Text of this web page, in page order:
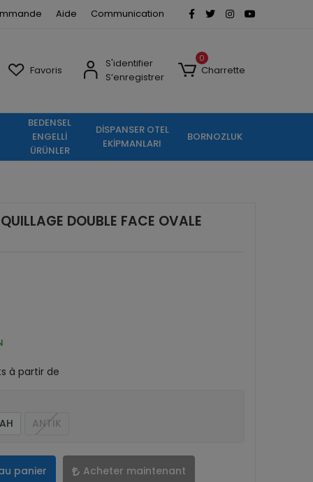
Aide Communication
Favoris
S'identifier
S’enregistrer
0
Charrette
BEDENSEL
ENGELLİ
ÜRÜNLER
DİSPANSER OTEL
EKİPMANLARI
BORNOZLUK
DOUBLE FACE OVALE
à partir de
ANTİK
panier Acheter maintenant